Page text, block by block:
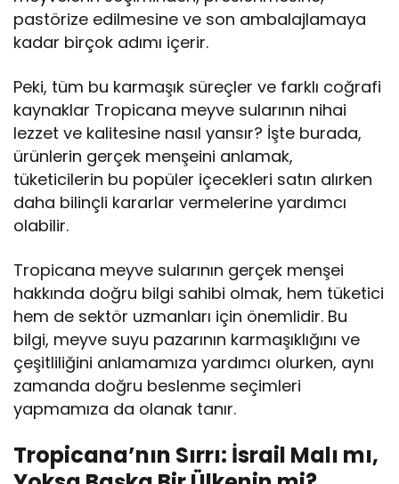
pastörize edilmesine ve son ambalajlamaya
kadar birçok adımı içerir.
Peki, tüm bu karmaşık süreçler ve farklı coğrafi
kaynaklar Tropicana meyve sularının nihai
lezzet ve kalitesine nasıl yansır? İşte burada,
ürünlerin gerçek menşeini anlamak,
tüketicilerin bu popüler içecekleri satın alırken
daha bilinçli kararlar vermelerine yardımcı
olabilir.
Tropicana meyve sularının gerçek menşei
hakkında doğru bilgi sahibi olmak, hem tüketici
hem de sektör uzmanları için önemlidir. Bu
bilgi, meyve suyu pazarının karmaşıklığını ve
çeşitliliğini anlamamıza yardımcı olurken, aynı
zamanda doğru beslenme seçimleri
yapmamıza da olanak tanır.
Tropicana’nın Sırrı: İsrail Malı mı,